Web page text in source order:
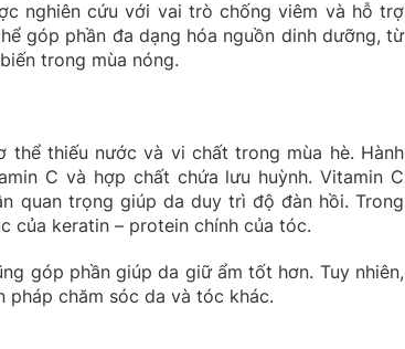
nghiên cứu với vai trò chống viêm và hỗ trợ
góp phần đa dạng hóa nguồn dinh dưỡng, từ
trong mùa nóng.
thiếu nước và vi chất trong mùa hè. Hành
C và hợp chất chứa lưu huỳnh. Vitamin C
quan trọng giúp da duy trì độ đàn hồi. Trong
của keratin – protein chính của tóc.
góp phần giúp da giữ ẩm tốt hơn. Tuy nhiên,
pháp chăm sóc da và tóc khác.